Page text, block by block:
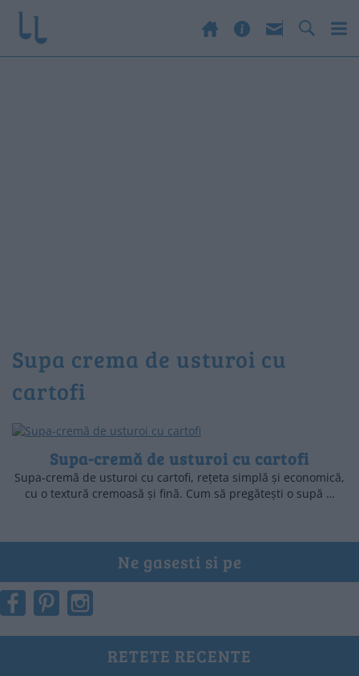
supa crema de usturoi cu
cartofi
Supa-cremă de usturoi cu cartofi
Supa-cremă de usturoi cu cartofi, rețeta simplă și economică,
cu o textură cremoasă și fină. Cum să pregătești o supă …
Ne gasesti si pe
RETETE RECENTE